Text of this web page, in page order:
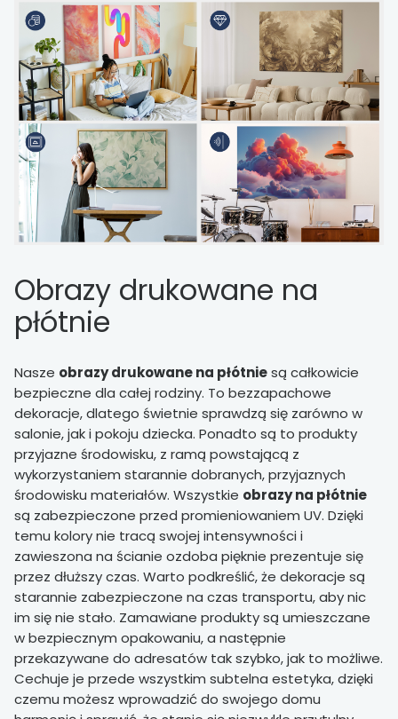
Obrazy drukowane na
płótnie
Nasze obrazy drukowane na płótniesą całkowicie
bezpieczne dla całej rodziny. To bezzapachowe
dekoracje, dlatego świetnie sprawdzą się zarówno w
salonie, jak i pokoju dziecka. Ponadto są to produkty
przyjazne środowisku, z ramą powstającą z
wykorzystaniem starannie dobranych, przyjaznych
środowisku materiałów. Wszystkie obrazy na płótnie
są zabezpieczone przed promieniowaniem UV. Dzięki
temu kolory nie tracą swojej intensywności i
zawieszona na ścianie ozdoba pięknie prezentuje się
przez dłuższy czas. Warto podkreślić, że dekoracje są
starannie zabezpieczone na czas transportu, aby nic
im się nie stało. Zamawiane produkty są umieszczane
w bezpiecznym opakowaniu, a następnie
przekazywane do adresatów tak szybko, jak to możliwe.
Cechuje je przede wszystkim subtelna estetyka, dzięki
czemu możesz wprowadzić do swojego domu